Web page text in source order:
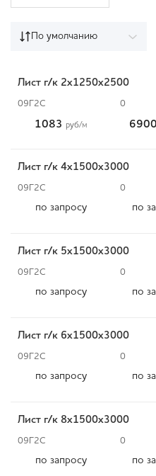
По умолчанию
Лист г/к 2х1250х2500
09Г2С 0
1083 руб/м
Лист г/к 4x1500х3000
09Г2С 0
по запросу по
Лист г/к 5x1500х3000
09Г2С 0
по запросу по
Лист г/к 6x1500х3000
09Г2С 0
по запросу по
Лист г/к 8x1500х3000
09Г2С 0
по запросу по